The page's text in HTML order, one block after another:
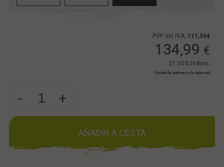
PVP sin IVA: 111,56€
134,99 €
21.00% IVAinc.
Tienda de patines y longboard
- +
AÑADIR A CESTA